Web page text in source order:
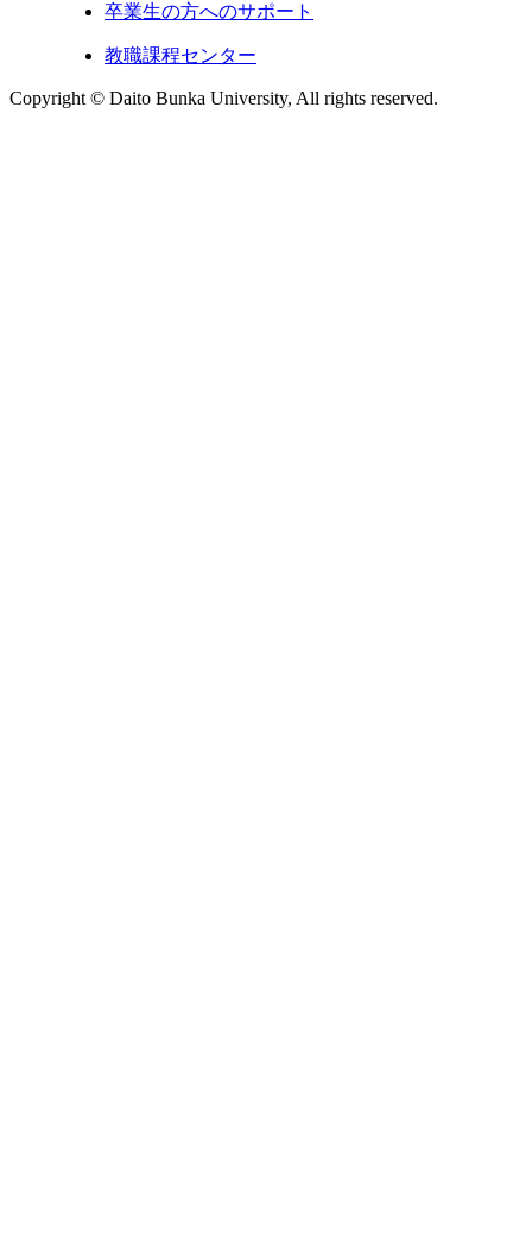
卒業生の方へのサポート
教職課程センター
Copyright © Daito Bunka University, All rights reserved.